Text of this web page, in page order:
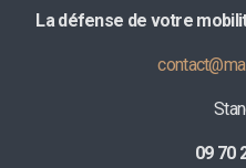
La défense de votre
09 70